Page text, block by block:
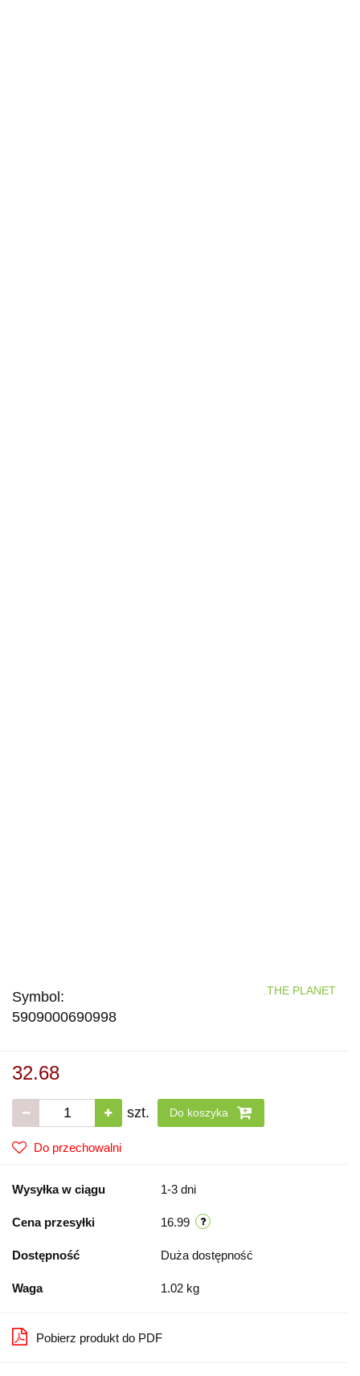
Symbol:
5909000690998
.THE PLANET
32.68
szt. Do koszyka
Do przechowalni
Wysyłka w ciągu 1-3 dni
Cena przesyłki 16.99
Dostępność Duża dostępność
Waga 1.02 kg
Pobierz produkt do PDF